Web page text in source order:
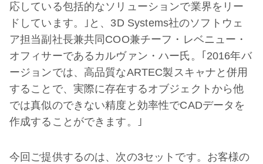
応している包括的なソリューションで業界をリー
ドしています。｣と、3D Systems社のソフトウェ
ア担当副社長兼共同COO兼チーフ・レベニュー・
オフィサーであるカルヴァン・ハー氏。｢2016年バ
ージョンでは、高品質なARTEC製スキャナと併用
することで、実際に存在するオブジェクトから他
では真似のできない精度と効率性でCADデータを
作成することができます。｣
今回ご提供するのは、次の3セットです。お客様の